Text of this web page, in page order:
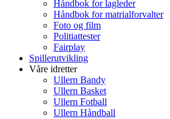
Håndbok for lagleder
Håndbok for matrialforvalter
Foto og film
Politiattester
Fairplay
Spillerutvikling
Våre idretter
Ullern Bandy
Ullern Basket
Ullern Fotball
Ullern Håndball